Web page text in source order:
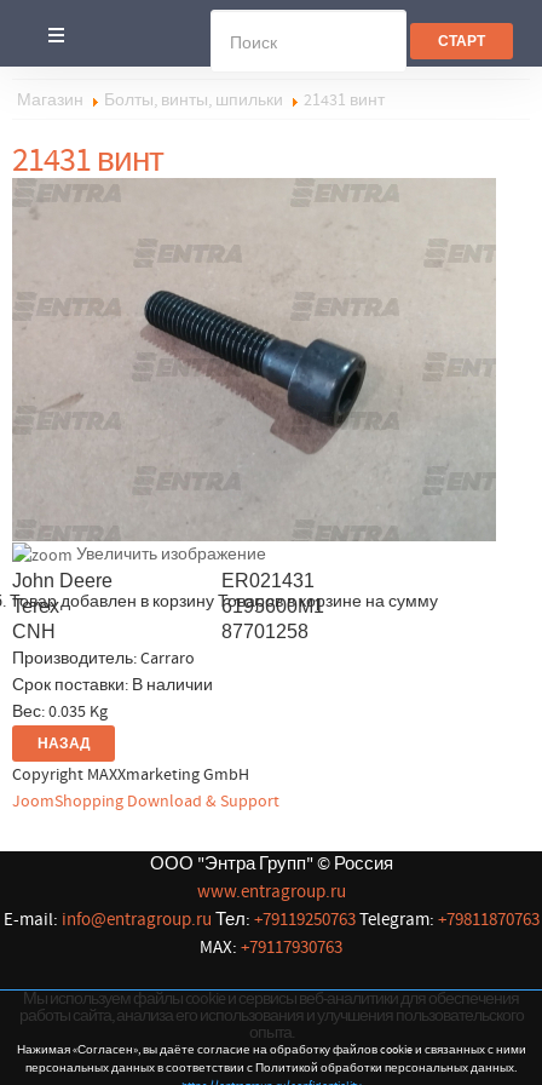
Товар добавлен в корзину Товаров в корзине на сумму
Магазин Болты, винты, шпильки 21431 винт
21431 винт
Увеличить изображение
John Deere
ER021431
Terex
6195600M1
CNH
87701258
Производитель:Carraro
Срок поставки: В наличии
Вес:0.035 Kg
Copyright MAXXmarketing GmbH
JoomShopping Download & Support
ООО "Энтра Групп" © Россия
www.entragroup.ru
E-mail: info@entragroup.ru Тел: +79119250763Telegram: +79811870763
MAX: +79117930763
Мы используем файлы cookie и сервисы веб-аналитики для обеспечения
работы сайта, анализа его использования и улучшения пользовательского
опыта.
Нажимая «Согласен», вы даёте согласие на обработку файлов cookie и связанных с ними
персональных данных в соответствии с Политикой обработки персональных данных.